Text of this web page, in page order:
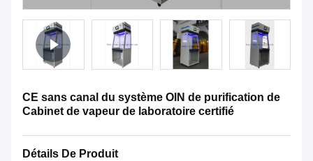
CE sans canal du système OIN de purification de
Cabinet de vapeur de laboratoire certifié
Détails De Produit